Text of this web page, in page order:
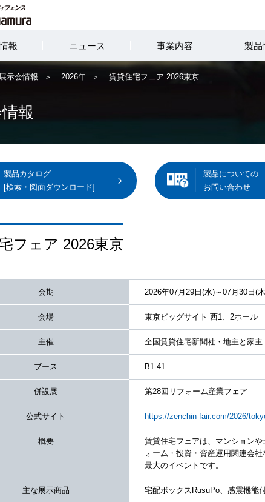
報 ニュース 事業内容 製品
展示会情報 2026年 賃貸住宅フェア 2026東京
報
製品カタログ
[検索・図面ダウンロード]
製品についての
お問い合わせ
フェア 2026東京
会期 2026年07月29日(水)～07月30日(
会場 東京ビッグサイト 西1、2ホール
主催 全国賃貸住宅新聞社・地主と家主
ブース B1-41
併設展 第28回リフォーム産業フェア
公式サイト https://zenchin-fair.com/2026/
概要
賃貸住宅フェアは、マンション
ォーム・投資・資産運用関連会
最大のイベントです。
主な展示商品 宅配ボックスRusuPo、感震機能